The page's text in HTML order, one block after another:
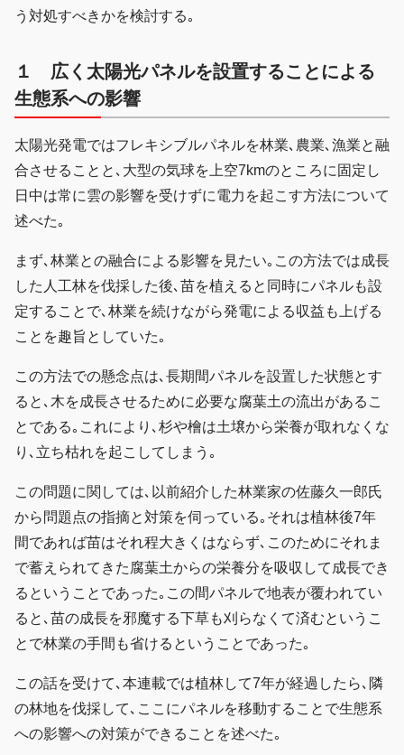
う対処すべきかを検討する｡
１ 広く太陽光パネルを設置することによる
生態系への影響
太陽光発電ではフレキシブルパネルを林業､農業､漁業と融
合させることと､大型の気球を上空7kmのところに固定し
日中は常に雲の影響を受けずに電力を起こす方法について
述べた｡
まず､林業との融合による影響を見たい｡この方法では成長
した人工林を伐採した後､苗を植えると同時にパネルも設
定することで､林業を続けながら発電による収益も上げる
ことを趣旨としていた｡
この方法での懸念点は､長期間パネルを設置した状態とす
ると､木を成長させるために必要な腐葉土の流出があるこ
とである｡これにより､杉や檜は土壌から栄養が取れなくな
り､立ち枯れを起こしてしまう｡
この問題に関しては､以前紹介した林業家の佐藤久一郎氏
から問題点の指摘と対策を伺っている｡それは植林後7年
間であれば苗はそれ程大きくはならず､このためにそれま
で蓄えられてきた腐葉土からの栄養分を吸収して成長でき
るということであった｡この間パネルで地表が覆われてい
ると､苗の成長を邪魔する下草も刈らなくて済むというこ
とで林業の手間も省けるということであった｡
この話を受けて､本連載では植林して7年が経過したら､隣
の林地を伐採して､ここにパネルを移動することで生態系
への影響への対策ができることを述べた｡